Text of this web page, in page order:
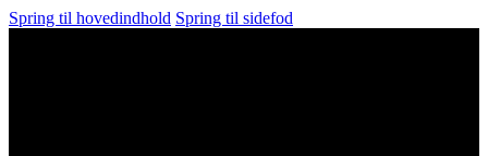
Spring til hovedindhold Spring til sidefod